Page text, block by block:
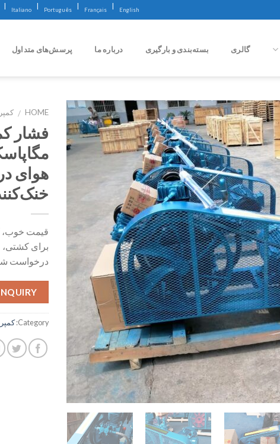
English
|
Français
|
Português
|
Italiano
|
گالری بسته‌بندی و بارگیری درباره ما پرسش‌های متداول
HOME
/
هوای
قیمت خوب،
برای کشتی،
درخواست
Category: